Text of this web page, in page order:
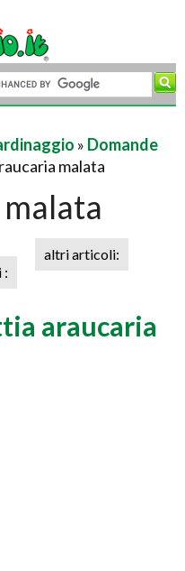
» Domande
malata
:
altri articoli:
araucaria